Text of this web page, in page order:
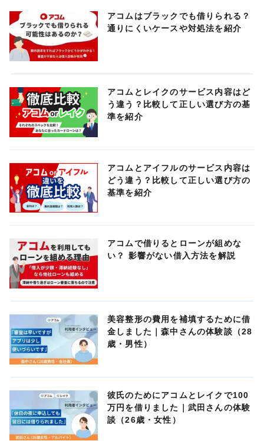
アコムはブラックでも借りられる？
通りにくいケースや対処法を紹介
アコムとレイクのサービス内容はど
う違う？比較して正しい選び方の基
準を紹介
アコムとアイフルのサービス内容は
どう違う？比較して正しい選び方の
基準を紹介
アコムで借りるとローンが組めな
い？ 影響がない借入方法を解説
美容整形の費用を補填するために借
金しました｜森中さんの体験談（28
歳・男性）
彼氏のためにアコムとレイクで100
万円を借りました｜武田さんの体験
談（26歳・女性）